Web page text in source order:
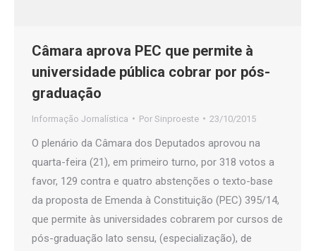
Câmara aprova PEC que permite à
universidade pública cobrar por pós-
graduação
Informação Jornalística Por Sinproeste 23/10/2015
O plenário da Câmara dos Deputados aprovou na
quarta-feira (21), em primeiro turno, por 318 votos a
favor, 129 contra e quatro abstenções o texto-base
da proposta de Emenda à Constituição (PEC) 395/14,
que permite às universidades cobrarem por cursos de
pós-graduação lato sensu, (especialização), de